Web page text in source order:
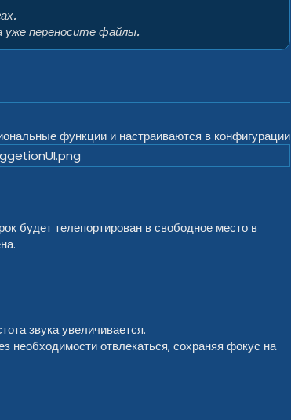
уже переносите файлы.
функции и настраиваются в конфигурации
будет телепортирован в свободное место в
звука увеличивается.
необходимости отвлекаться, сохраняя фокус на